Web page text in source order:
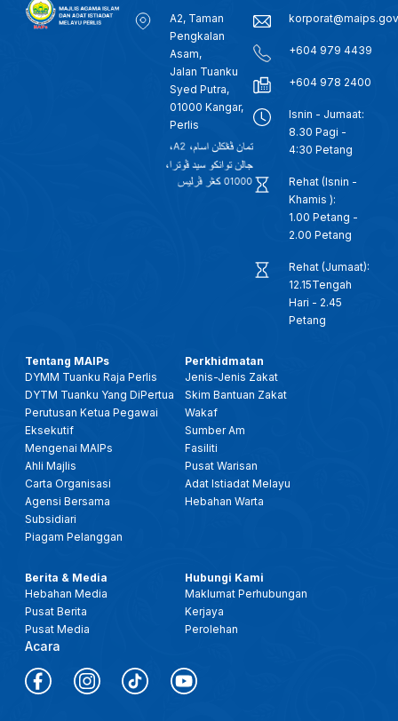
A2, Taman
Pengkalan
Asam,
Jalan Tuanku
Syed Putra,
01000 Kangar,
Perlis
+604 979 4439
+604 978 2400
Isnin - Jumaat:
8.30 Pagi -
4:30 Petang
Rehat (Isnin -
Khamis ):
1.00 Petang -
2.00 Petang
Rehat (Jumaat):
12.15Tengah
Hari - 2.45
Petang
Tentang MAIPs
DYMM Tuanku Raja Perlis
DYTM Tuanku Yang DiPertua
Perutusan Ketua Pegawai
Eksekutif
Mengenai MAIPs
Ahli Majlis
Carta Organisasi
Agensi Bersama
Subsidiari
Piagam Pelanggan
Perkhidmatan
Jenis-Jenis Zakat
Skim Bantuan Zakat
Wakaf
Sumber Am
Fasiliti
Pusat Warisan
Adat Istiadat Melayu
Hebahan Warta
Berita & Media
Hebahan Media
Pusat Berita
Pusat Media
Acara
Hubungi Kami
Maklumat Perhubungan
Kerjaya
Perolehan